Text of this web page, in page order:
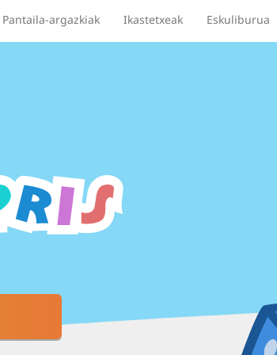
Pantaila-argazkiak Ikastetxeak Eskuliburua